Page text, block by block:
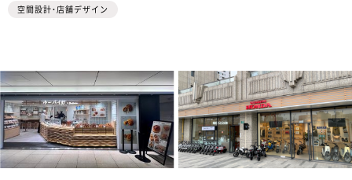
空間設計・店舗デザイン